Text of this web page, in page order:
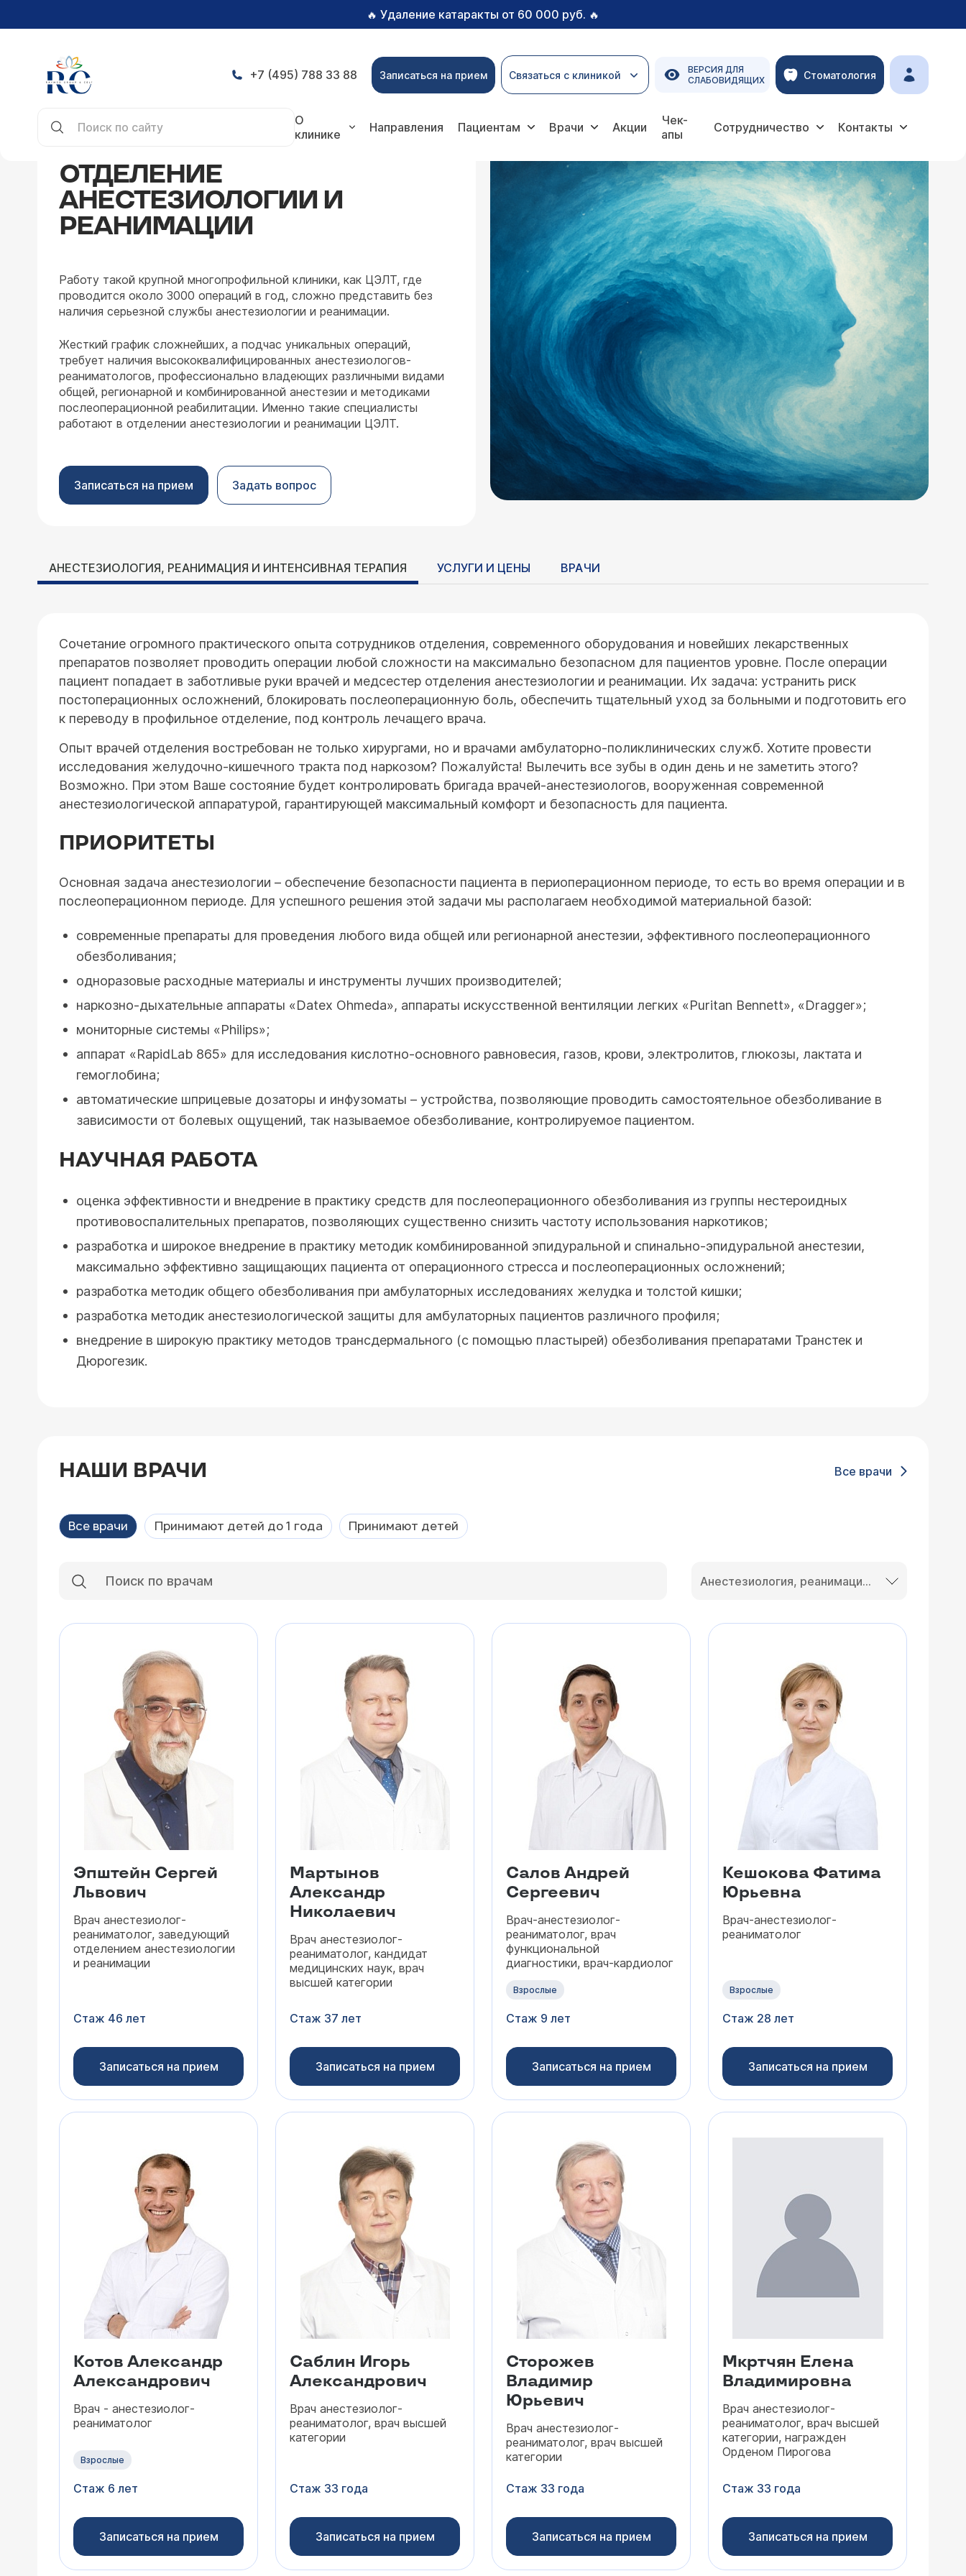
🔥 Удаление катаракты от 60 000 руб. 🔥
+7 (495) 788 33 88 Записаться на прием Связаться с клиникой
ВЕРСИЯ ДЛЯ
СЛАБОВИДЯЩИХ
Стоматология
О
клинике
Направления Пациентам Врачи Акции
Чек-
апы
Сотрудничество Контакты
ОТДЕЛЕНИЕ
АНЕСТЕЗИОЛОГИИ И
РЕАНИМАЦИИ
Работу такой крупной многопрофильной клиники, как ЦЭЛТ, где
проводится около 3000 операций в год, сложно представить без
наличия серьезной службы анестезиологии и реанимации.
Жесткий график сложнейших, а подчас уникальных операций,
требует наличия высококвалифицированных анестезиологов-
реаниматологов, профессионально владеющих различными видами
общей, регионарной и комбинированной анестезии и методиками
послеоперационной реабилитации. Именно такие специалисты
работают в отделении анестезиологии и реанимации ЦЭЛТ.
Записаться на прием Задать вопрос
АНЕСТЕЗИОЛОГИЯ, РЕАНИМАЦИЯ И ИНТЕНСИВНАЯ ТЕРАПИЯ УСЛУГИ И ЦЕНЫ ВРАЧИ
Сочетание огромного практического опыта сотрудников отделения, современного оборудования и новейших лекарственных
препаратов позволяет проводить операции любой сложности на максимально безопасном для пациентов уровне. После операции
пациент попадает в заботливые руки врачей и медсестер отделения анестезиологии и реанимации. Их задача: устранить риск
постоперационных осложнений, блокировать послеоперационную боль, обеспечить тщательный уход за больными и подготовить его
к переводу в профильное отделение, под контроль лечащего врача.
Опыт врачей отделения востребован не только хирургами, но и врачами амбулаторно-поликлинических служб. Хотите провести
исследования желудочно-кишечного тракта под наркозом? Пожалуйста! Вылечить все зубы в один день и не заметить этого?
Возможно. При этом Ваше состояние будет контролировать бригада врачей-анестезиологов, вооруженная современной
анестезиологической аппаратурой, гарантирующей максимальный комфорт и безопасность для пациента.
ПРИОРИТЕТЫ
Основная задача анестезиологии – обеспечение безопасности пациента в периоперационном периоде, то есть во время операции и в
послеоперационном периоде. Для успешного решения этой задачи мы располагаем необходимой материальной базой:
современные препараты для проведения любого вида общей или регионарной анестезии, эффективного послеоперационного
обезболивания;
одноразовые расходные материалы и инструменты лучших производителей;
наркозно-дыхательные аппараты «Datex Ohmeda», аппараты искусственной вентиляции легких «Puritan Bennett», «Dragger»;
мониторные системы «Philips»;
аппарат «RapidLab 865» для исследования кислотно-основного равновесия, газов, крови, электролитов, глюкозы, лактата и
гемоглобина;
автоматические шприцевые дозаторы и инфузоматы – устройства, позволяющие проводить самостоятельное обезболивание в
зависимости от болевых ощущений, так называемое обезболивание, контролируемое пациентом.
НАУЧНАЯ РАБОТА
оценка эффективности и внедрение в практику средств для послеоперационного обезболивания из группы нестероидных
противовоспалительных препаратов, позволяющих существенно снизить частоту использования наркотиков;
разработка и широкое внедрение в практику методик комбинированной эпидуральной и спинально-эпидуральной анестезии,
максимально эффективно защищающих пациента от операционного стресса и послеоперационных осложнений;
разработка методик общего обезболивания при амбулаторных исследованиях желудка и толстой кишки;
разработка методик анестезиологической защиты для амбулаторных пациентов различного профиля;
внедрение в широкую практику методов трансдермального (с помощью пластырей) обезболивания препаратами Транстек и
Дюрогезик.
НАШИ ВРАЧИ Все врачи
Все врачи Принимают детей до 1 года Принимают детей
Анестезиология, реанимация и интенсивная терапия
Эпштейн Сергей
Львович
Врач анестезиолог-
реаниматолог, заведующий
отделением анестезиологии
и реанимации
Стаж 46 лет
Записаться на прием
Мартынов
Александр
Николаевич
Врач анестезиолог-
реаниматолог, кандидат
медицинских наук, врач
высшей категории
Стаж 37 лет
Записаться на прием
Салов Андрей
Сергеевич
Врач-анестезиолог-
реаниматолог, врач
функциональной
диагностики, врач-кардиолог
Взрослые
Стаж 9 лет
Записаться на прием
Кешокова Фатима
Юрьевна
Врач-анестезиолог-
реаниматолог
Взрослые
Стаж 28 лет
Записаться на прием
Котов Александр
Александрович
Врач - анестезиолог-
реаниматолог
Взрослые
Стаж 6 лет
Записаться на прием
Саблин Игорь
Александрович
Врач анестезиолог-
реаниматолог, врач высшей
категории
Стаж 33 года
Записаться на прием
Сторожев
Владимир
Юрьевич
Врач анестезиолог-
реаниматолог, врач высшей
категории
Стаж 33 года
Записаться на прием
Мкртчян Елена
Владимировна
Врач анестезиолог-
реаниматолог, врач высшей
категории, награжден
Орденом Пирогова
Стаж 33 года
Записаться на прием